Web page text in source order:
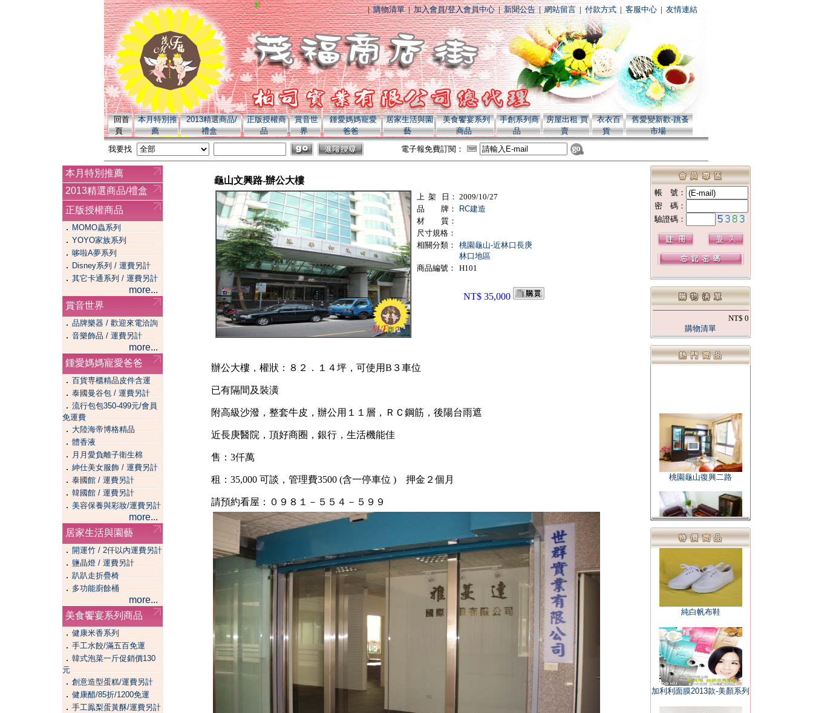
特別推薦 yoyo 全系列商品 momo 全系列商品
|購物清單|加入會員/登入會員中心|新聞公告|網站留言| 付款方式| 客服中心| 友情連結
回首
頁
本月特別推
薦
2013精選商品/
禮盒
正版授權商
品
賞音世
界
鍾愛媽媽寵愛
爸爸
居家生活與園
藝
美食饗宴系列
商品
手創系列商
品
房屋出租 買
賣
衣衣百
貨
舊愛變新歡-跳蚤
市場
我要找
電子報免費訂閱：
本月特別推薦
2013精選商品/禮盒
正版授權商品
． MOMO蟲系列
． YOYO家族系列
． 哆啦A夢系列
．Disney系列 / 運費另計
．其它卡通系列 / 運費另計
more...
賞音世界
． 品牌樂器 / 歡迎來電洽詢
． 音樂飾品 / 運費另計
more...
鍾愛媽媽寵愛爸爸
． 百貨専櫃精品皮件含運
． 泰國曼谷包 / 運費另計
． 流行包包350-499元/會員
免運費
．大陸海帝博格精品
．體香液
．月月愛負離子衛生棉
．紳仕美女服飾 / 運費另計
．泰國館 / 運費另計
． 韓國館 / 運費另計
． 美容保養與彩妝/運費另計
more...
居家生活與園藝
． 開運竹 / 2仟以內運費另計
． 鹽晶燈 / 運費另計
． 趴趴走折疊椅
．多功能廚餘桶
more...
美食饗宴系列商品
． 健康米香系列
． 手工水餃/滿五百免運
． 韓式泡菜一斤促銷價130
元
．創意造型蛋糕/運費另計
．健康醋/85折/1200免運
．手工鳯梨蛋黃酥/運費另計
龜山文興路-辦公大樓
上 架 日： 2009/10/27
品 牌：
RC建造
材 質：
尺寸規格：
相關分類：
桃園龜山-近林口長庚
林口地區
商品編號：
H101
NT$ 35,000
辦公大樓，權狀：８２．１４坪，可使用B３車位
已有隔間及裝潢
附高級沙潑，整套牛皮，辦公用１１層，ＲＣ鋼筋，後陽台雨遮
近長庚醫院，頂好商圈，銀行，生活機能佳
售：3仟萬
租：35,000 可談，管理費3500 (含一停車位 ) 押金２個月
請預約看屋：０９８１－５５４－５９９
帳 號：
密 碼：
驗證碼：
NT$ 0
購物清單
桃園龜山復興二路
林口文化二路一段
純白帆布鞋
純白帆布鞋
加利利面膜2013款-美顏系列